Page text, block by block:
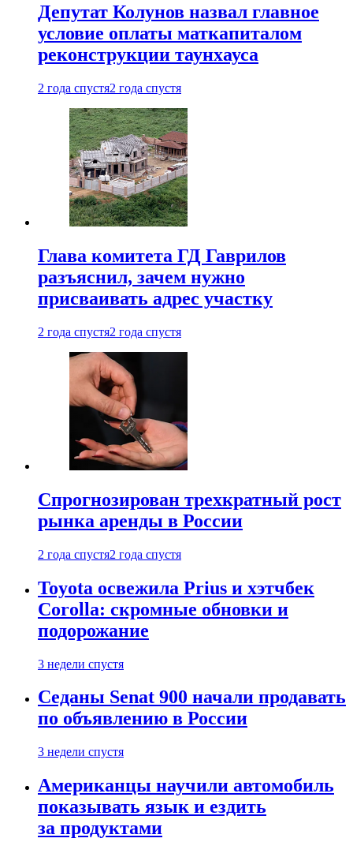
Депутат Колунов назвал главное
условие оплаты маткапиталом
реконструкции таунхауса
2 года спустя2 года спустя
Глава комитета ГД Гаврилов
разъяснил, зачем нужно
присваивать адрес участку
2 года спустя2 года спустя
Спрогнозирован трехкратный рост
рынка аренды в России
2 года спустя2 года спустя
Toyota освежила Prius и хэтчбек
Corolla: скромные обновки и
подорожание
3 недели спустя
Седаны Senat 900 начали продавать
по объявлению в России
3 недели спустя
Американцы научили автомобиль
показывать язык и ездить
за продуктами